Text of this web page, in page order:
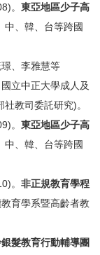
。 東亞地區少子高
中、韓、台等跨國
、李雅慧等
國立中正大學成人及
教司委託研究)。
。 東亞地區少子高
中、韓、台等跨國
。 非正規教育學程
育學系暨高齡者教
髮教育行動輔導團